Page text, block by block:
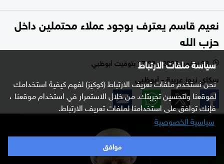
سياسة ملفات الارتباط
نحن نستخدم ملفات تعريف الارتباط (كوكيز) لفهم كيفية استخدامك
لموقعنا ولتحسين تجربتك. من خلال الاستمرار في استخدام موقعنا ،
فإنك توافق على استخدامنا لملفات تعريف الارتباط.
سياسية الخصوصية
موافق
نعيم قاسم يعترف بوجود عملاء محتملين داخل
حزب الله
l 28 نوفمبر 2025 - 17:26 بتوقيت أبوظبي
سكاي نيوز عربية - أبوظبي